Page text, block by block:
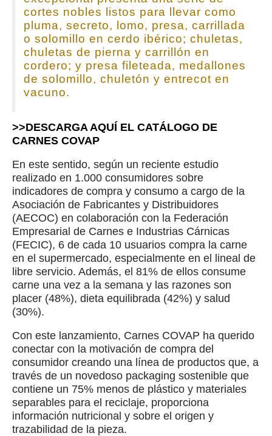
cortes nobles listos para llevar como
pluma, secreto, lomo, presa, carrillada
o solomillo en cerdo ibérico; chuletas,
chuletas de pierna y carrillón en
cordero; y presa fileteada, medallones
de solomillo, chuletón y entrecot en
vacuno.
>>DESCARGA AQUÍ EL CATÁLOGO DE
CARNES COVAP
En este sentido, según un reciente estudio
realizado en 1.000 consumidores sobre
indicadores de compra y consumo a cargo de la
Asociación de Fabricantes y Distribuidores
(AECOC) en colaboración con la Federación
Empresarial de Carnes e Industrias Cárnicas
(FECIC), 6 de cada 10 usuarios compra la carne
en el supermercado, especialmente en el lineal de
libre servicio. Además, el 81% de ellos consume
carne una vez a la semana y las razones son
placer (48%), dieta equilibrada (42%) y salud
(30%).
Con este lanzamiento, Carnes COVAP ha querido
conectar con la motivación de compra del
consumidor creando una línea de productos que, a
través de un novedoso packaging sostenible que
contiene un 75% menos de plástico y materiales
separables para el reciclaje, proporciona
información nutricional y sobre el origen y
trazabilidad de la pieza.